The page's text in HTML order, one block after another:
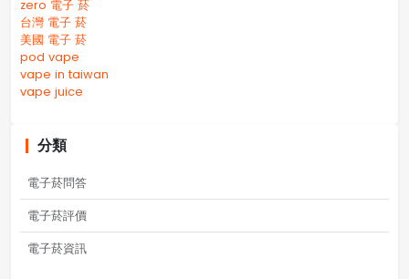
zero 電子 菸
台灣 電子 菸
美國 電子 菸
pod vape
vape in taiwan
vape juice
分類
電子菸問答
電子菸評價
電子菸資訊